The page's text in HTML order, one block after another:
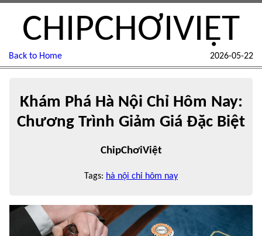
CHIPCHƠIVIỆT
Back to Home 2026-05-22
Khám Phá Hà Nội Chỉ Hôm Nay:
Chương Trình Giảm Giá Đặc Biệt
ChipChơiViệt
Tags: hà nội chỉ hôm nay